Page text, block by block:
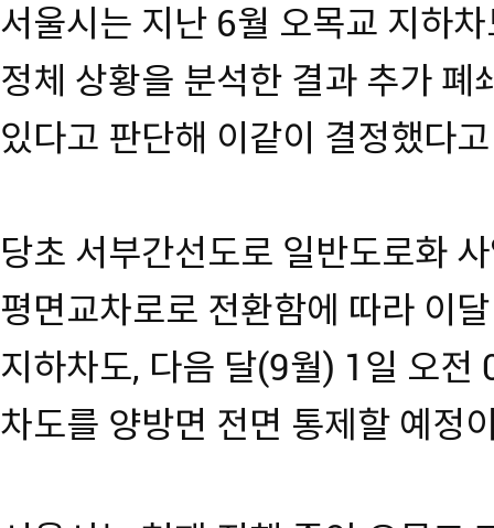
서울시는 지난 6월 오목교 지하
정체 상황을 분석한 결과 추가 폐
있다고 판단해 이같이 결정했다
당초 서부간선도로 일반도로화
평면교차로로 전환함에 따라 이
지하차도, 다음 달(9월) 1일 오전
차도를 양방면 전면 통제할 예정